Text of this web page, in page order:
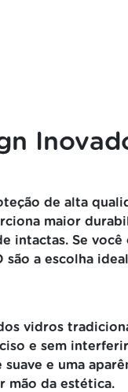
de alta
maior
intactas. Se você
a escolha
vidros
e sem
e uma
mão da estética.